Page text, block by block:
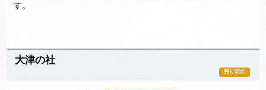
す。
大津の社
売り切れ